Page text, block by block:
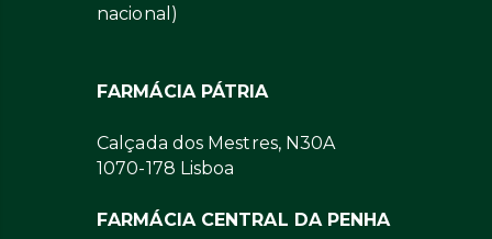
nacional)
FARMÁCIA PÁTRIA
Calçada dos Mestres, N30A
1070-178 Lisboa
FARMÁCIA CENTRAL DA PENHA